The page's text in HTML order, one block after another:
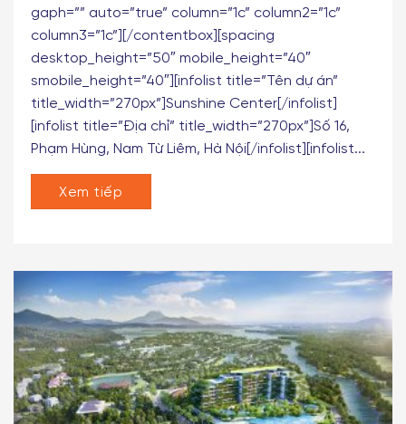
[imagesgrid mode=”slider” image_crop=”full”
images=”4030,4026,4027,4028,4029″ gapv=””
gaph=”” auto=”true” column=”1c” column2=”1c”
column3=”1c”][/contentbox][spacing
desktop_height=”50″ mobile_height=”40″
smobile_height=”40″][infolist title=”Tên dự án”
title_width=”270px”]Sunshine Center[/infolist]
[infolist title=”Địa chỉ” title_width=”270px”]Số 16,
Phạm Hùng, Nam Từ Liêm, Hà Nội[/infolist][infolist...